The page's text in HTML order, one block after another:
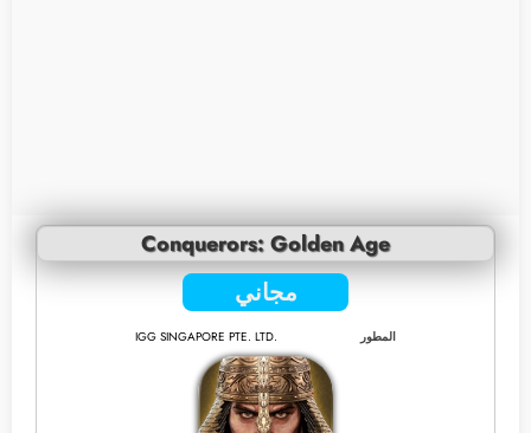
Conquerors: Golden Age
مجاني
المطور IGG SINGAPORE PTE. LTD.